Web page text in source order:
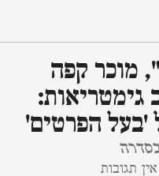
מוכר קפה
גימטריאות:
'בעל הפרטים'
אין תגובות